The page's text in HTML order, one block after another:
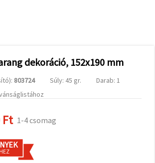
dekoráció, 152x190 mm
803724 Súly: 45 gr.
Darab: 1
Ft 1-4 csomag